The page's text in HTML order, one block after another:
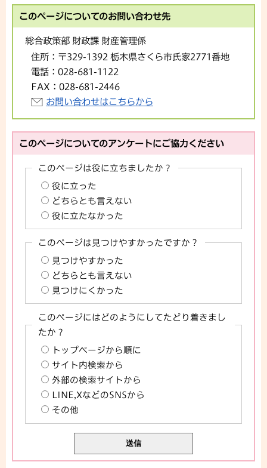
このページについてのお問い合わせ先
総合政策部 財政課 財産管理係
住所： 〒329-1392 栃木県さくら市氏家2771番地
電話： 028-681-1122
FAX： 028-681-2446
お問い合わせはこちらから
このページについてのアンケートにご協力ください
このページは役に立ちましたか？
役に立った
どちらとも言えない
役に立たなかった
このページは見つけやすかったですか？
見つけやすかった
どちらとも言えない
見つけにくかった
このページにはどのようにしてたどり着きまし
たか？
トップページから順に
サイト内検索から
外部の検索サイトから
LINE,XなどのSNSから
その他